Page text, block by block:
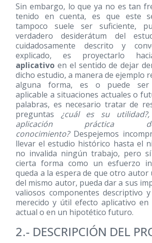
Sin embargo, lo que ya no es tan
tenido en cuenta, es que este
tampoco suele ser suficiente,
verdadero desiderátum del
cuidadosamente descrito y
explicado, es proyectarlo
aplicativo en el sentido de dejar
dicho estudio, a manera de ejemplo
alguna forma, es o puede ser
aplicable a situaciones actuales o
palabras, es necesario tratar de
preguntas ¿cuál es su
aplicación práctica
conocimiento?Despejemos
llevar el estudio histórico hasta el
no invalida ningún trabajo, pero
cierta forma como un esfuerzo
queda a la espera de que otro
del mismo autor, pueda dar a sus
valiosos componentes descriptivo
merecido y útil efecto aplicativo en
actual o en un hipotético futuro.
2.- DESCRIPCIÓN DEL